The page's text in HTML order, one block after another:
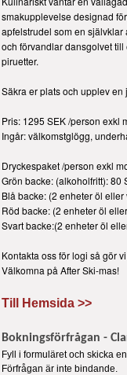
smakupplevelse designad
apfelstrudel som en
och förvandlar dansgolvet
piruetter.
Säkra er plats och upplev
Pris: 1295 SEK /person exkl
Ingår: välkomstglögg,
Dryckespaket /person exkl
Grön backe: (alkoholfritt): 80
Blå backe: (2 enheter öl eller
Röd backe: (2 enheter öl
Svart backe:(2 enheter öl
Kontakta oss för logi så gör
Välkomna på After Ski-mas!
Till Hemsida >>
Bokningsförfrågan -
Fyll i formuläret och skicka
Förfrågan är inte bindande.